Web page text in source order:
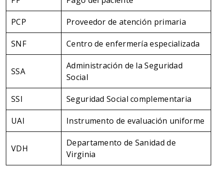
PCP Proveedor de atención primaria
SNF Centro de enfermería especializada
SSA
Administración de la Seguridad
Social
SSI Seguridad Social complementaria
UAI Instrumento de evaluación uniforme
VDH
Departamento de Sanidad de
Virginia